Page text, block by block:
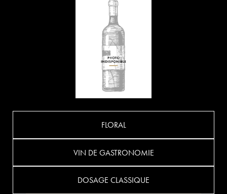
FLORAL
VIN DE GASTRONOMIE
DOSAGE CLASSIQUE